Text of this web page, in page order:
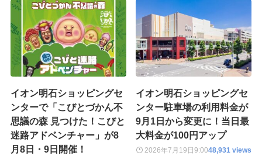
イオン明石ショッピングセ
ンターで「こびとづかん不
思議の森 見つけた！こびと
迷路アドベンチャー」が8
月8日・9日開催！
イオン明石ショッピングセ
ンター駐車場の利用料金が
9月1日から変更に！当日最
大料金が100円アップ
2026年7月19日9:0048,931 views